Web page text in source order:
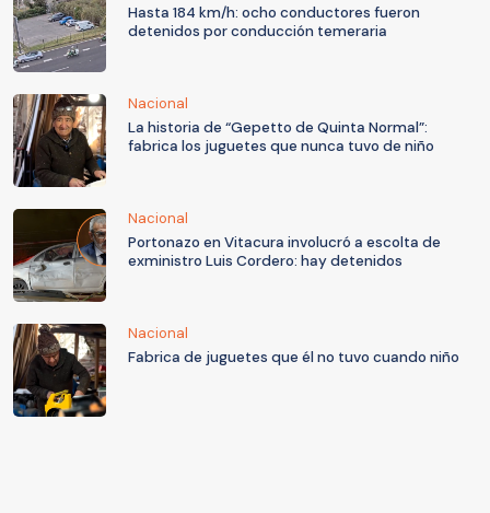
Hasta 184 km/h: ocho conductores fueron
detenidos por conducción temeraria
Nacional
La historia de “Gepetto de Quinta Normal”:
fabrica los juguetes que nunca tuvo de niño
Nacional
Portonazo en Vitacura involucró a escolta de
exministro Luis Cordero: hay detenidos
Nacional
Fabrica de juguetes que él no tuvo cuando niño